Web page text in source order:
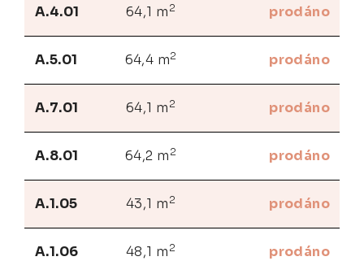
A.4.01 64,1 m 2 prodáno
A.5.01 64,4 m2 prodáno
A.7.01 64,1 m 2 prodáno
A.8.01 64,2 m 2 prodáno
A.1.05 43,1 m 2 prodáno
A.1.06 48,1 m 2 prodáno